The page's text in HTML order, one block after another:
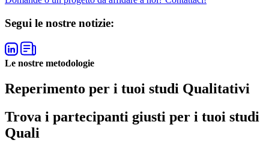
Segui le nostre notizie:
Le nostre metodologie
Reperimento per i tuoi studi Qualitativi
Trova i partecipanti giusti per i tuoi studi
Quali